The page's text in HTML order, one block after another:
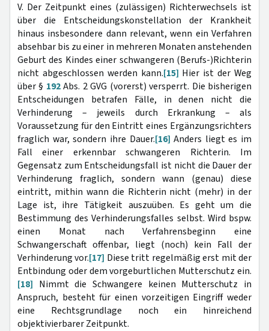
V. Der Zeitpunkt eines (zulässigen) Richterwechsels ist
über die Entscheidungskonstellation der Krankheit
hinaus insbesondere dann relevant, wenn ein Verfahren
absehbar bis zu einer in mehreren Monaten anstehenden
Geburt des Kindes einer schwangeren (Berufs-)Richterin
nicht abgeschlossen werden kann.[15] Hier ist der Weg
über § 192Abs. 2 GVG (vorerst) versperrt. Die bisherigen
Entscheidungen betrafen Fälle, in denen nicht die
Verhinderung – jeweils durch Erkrankung – als
Voraussetzung für den Eintritt eines Ergänzungsrichters
fraglich war, sondern ihre Dauer.[16] Anders liegt es im
Fall einer erkennbar schwangeren Richterin. Im
Gegensatz zum Entscheidungsfall ist nicht die Dauer der
Verhinderung fraglich, sondern wann (genau) diese
eintritt, mithin wann die Richterin nicht (mehr) in der
Lage ist, ihre Tätigkeit auszuüben. Es geht um die
Bestimmung des Verhinderungsfalles selbst. Wird bspw.
einen Monat nach Verfahrensbeginn eine
Schwangerschaft offenbar, liegt (noch) kein Fall der
Verhinderung vor.[17] Diese tritt regelmäßig erst mit der
Entbindung oder dem vorgeburtlichen Mutterschutz ein.
[18] Nimmt die Schwangere keinen Mutterschutz in
Anspruch, besteht für einen vorzeitigen Eingriff weder
eine Rechtsgrundlage noch ein hinreichend
objektivierbarer Zeitpunkt.